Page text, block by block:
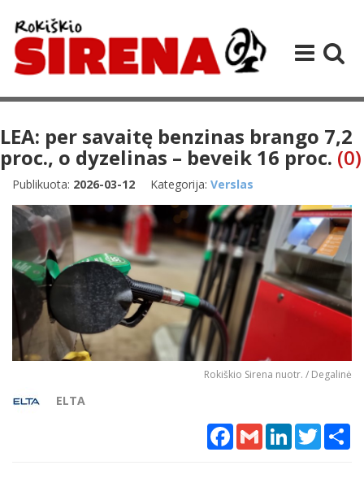
LEA: per savaitę benzinas brango 7,2
proc., o dyzelinas – beveik 16 proc. (0)
Publikuota: 2026-03-12 Kategorija: Verslas
Rokiškio Sirena nuotr. / Degalinė
ELTA
Facebook
Gmail LinkedInTwitter